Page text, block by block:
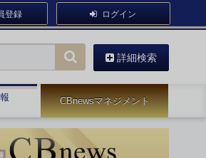
登録 ログイン
詳細検索
CBnewsマネジメント